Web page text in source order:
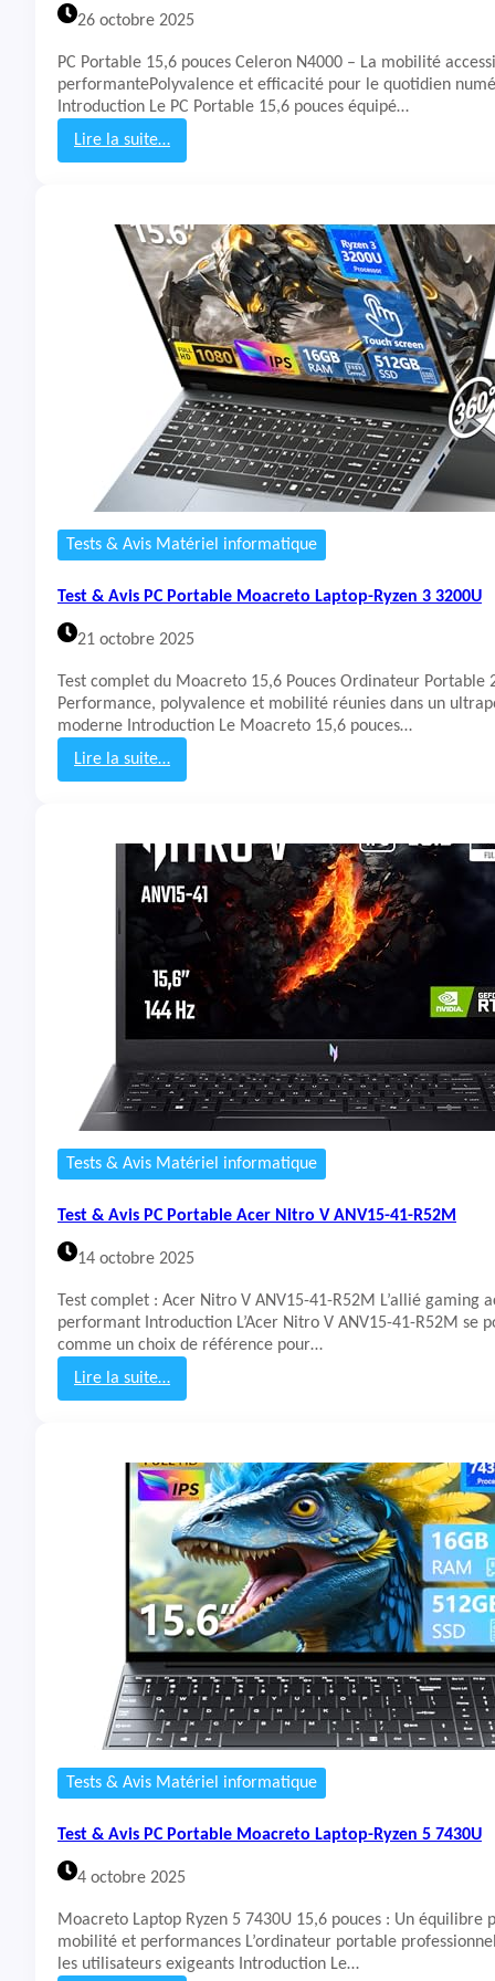
Z
S
U
A
N
U
5
6
-
3
Y
26 octobre 2025
PC Portable 15,6 pouces Celeron N4000 – La mobilité
performantePolyvalence et efficacité pour le quotidien
Introduction Le PC Portable 15,6 pouces équipé…
Lire la suite…
:
s
t
&
A
v
i
s
P
C
P
o
r
a
b
l
M
a
r
e
t
o
C
e
r
o
n
0
0
0
Tests & Avis Matériel informatique
Test & Avis PC Portable Moacreto Laptop-Ryzen 3 3200U
21 octobre 2025
Test complet du Moacreto 15,6 Pouces Ordinateur Portable
Performance, polyvalence et mobilité réunies dans un
moderne Introduction Le Moacreto 15,6 pouces…
Lire la suite…
:
s
t
&
A
s
P
C
o
r
t
a
b
l
M
a
r
e
t
o
L
t
o
-
R
y
z
e
n
3
3
2
0
0
U
Tests & Avis Matériel informatique
Test & Avis PC Portable Acer Nitro V ANV15-41-R52M
14 octobre 2025
Test complet : Acer Nitro V ANV15-41-R52M L’allié gaming
performant Introduction L’Acer Nitro V ANV15-41-R52M se
comme un choix de référence pour…
Lire la suite…
:
s
t
&
A
v
i
s
P
C
P
o
r
t
a
b
l
A
e
N
i
t
Tests & Avis Matériel informatique
Test & Avis PC Portable Moacreto Laptop-Ryzen 5 7430U
4 octobre 2025
Moacreto Laptop Ryzen 5 7430U 15,6 pouces : Un équilibre
mobilité et performances L’ordinateur portable
les utilisateurs exigeants Introduction Le…